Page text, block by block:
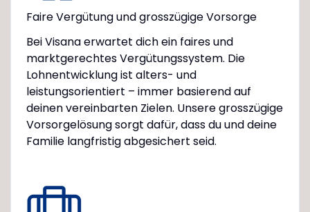
Faire Vergütung und grosszügige Vorsorge
Bei Visana erwartet dich ein faires und
marktgerechtes Vergütungssystem. Die
Lohnentwicklung ist alters- und
leistungsorientiert – immer basierend auf
deinen vereinbarten Zielen. Unsere grosszügige
Vorsorgelösung sorgt dafür, dass du und deine
Familie langfristig abgesichert seid.